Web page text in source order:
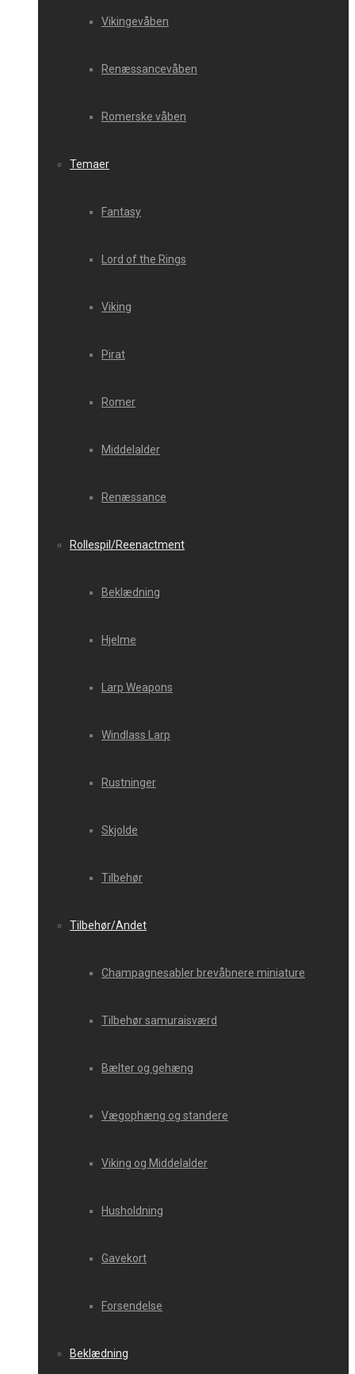
Vikingevåben
Renæssancevåben
Romerske våben
Temaer
Fantasy
Lord of the Rings
Viking
Pirat
Romer
Middelalder
Renæssance
Rollespil/Reenactment
Beklædning
Hjelme
Larp Weapons
Windlass Larp
Rustninger
Skjolde
Tilbehør
Tilbehør/Andet
Champagnesabler brevåbnere miniature
Tilbehør samuraisværd
Bælter og gehæng
Vægophæng og standere
Viking og Middelalder
Husholdning
Gavekort
Forsendelse
Beklædning